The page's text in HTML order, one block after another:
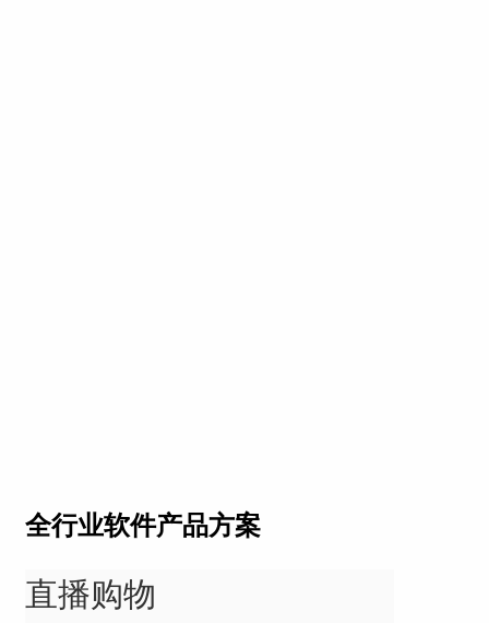
全行业软件产品方案
直播购物